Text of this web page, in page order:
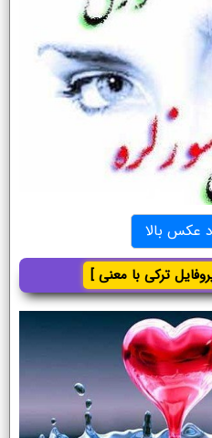
عکس بالا
ترکی با معنی ]